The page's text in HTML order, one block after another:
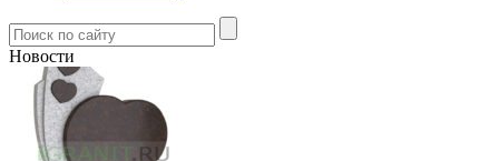
Новости